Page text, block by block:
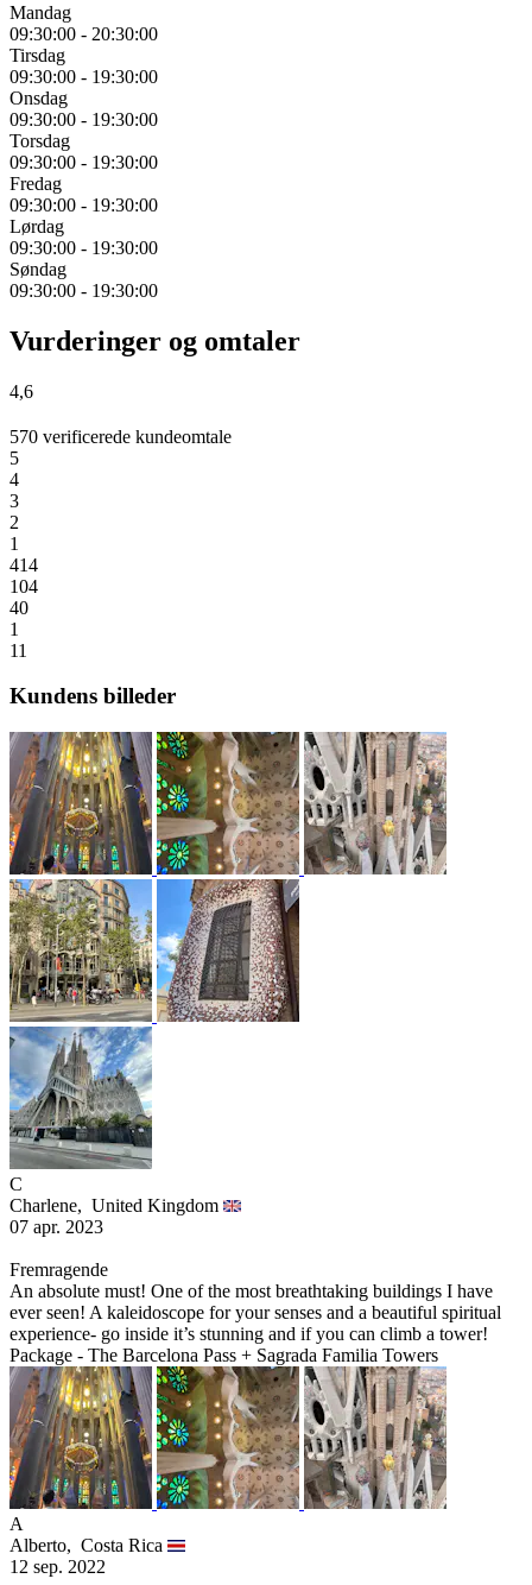
Mandag
09:30:00 - 20:30:00
Tirsdag
09:30:00 - 19:30:00
Onsdag
09:30:00 - 19:30:00
Torsdag
09:30:00 - 19:30:00
Fredag
09:30:00 - 19:30:00
Lørdag
09:30:00 - 19:30:00
Søndag
09:30:00 - 19:30:00
Vurderinger og omtaler
4,6
570 verificerede kundeomtale
5
4
3
2
1
414
104
40
1
11
Kundens billeder
C
Charlene, United Kingdom
07 apr. 2023
Fremragende
An absolute must! One of the most breathtaking buildings I have
ever seen! A kaleidoscope for your senses and a beautiful spiritual
experience- go inside it’s stunning and if you can climb a tower!
Package - The Barcelona Pass + Sagrada Familia Towers
A
Alberto, Costa Rica
12 sep. 2022